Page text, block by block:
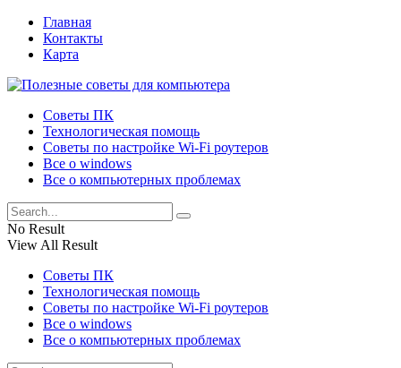
Главная
Контакты
Карта
Советы ПК
Технологическая помощь
Советы по настройке Wi-Fi роутеров
Все о windows
Все о компьютерных проблемах
No Result
View All Result
Советы ПК
Технологическая помощь
Советы по настройке Wi-Fi роутеров
Все о windows
Все о компьютерных проблемах